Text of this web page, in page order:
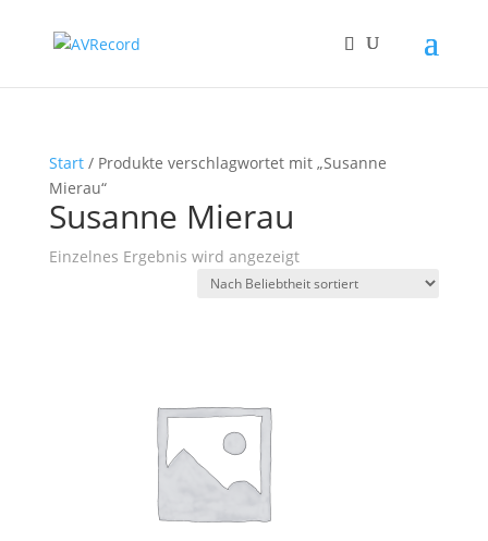
Start/ Produkte verschlagwortet mit „Susanne
Mierau“
Susanne Mierau
Einzelnes Ergebnis wird angezeigt